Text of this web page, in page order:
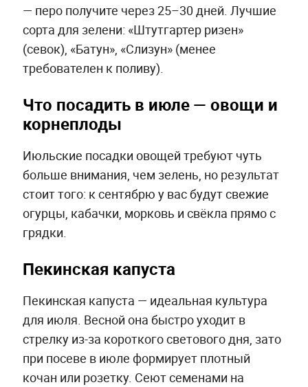
— перо получите через 25–30 дней. Лучшие
сорта для зелени: «Штутгартер ризен»
(севок), «Батун», «Слизун» (менее
требователен к поливу).
Что посадить в июле — овощи и
корнеплоды
Июльские посадки овощей требуют чуть
больше внимания, чем зелень, но результат
стоит того: к сентябрю у вас будут свежие
огурцы, кабачки, морковь и свёкла прямо с
грядки.
Пекинская капуста
Пекинская капуста — идеальная культура
для июля. Весной она быстро уходит в
стрелку из-за короткого светового дня, зато
при посеве в июле формирует плотный
кочан или розетку. Сеют семенами на